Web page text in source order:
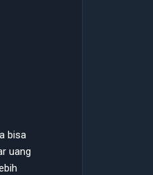
bisa
uang